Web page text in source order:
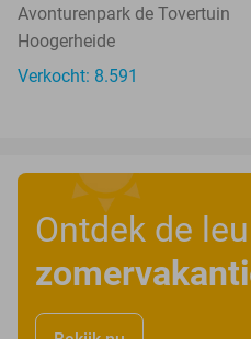
Avonturenpark de Tovertuin
Hoogerheide
Verkocht: 8.591
Ontdek de